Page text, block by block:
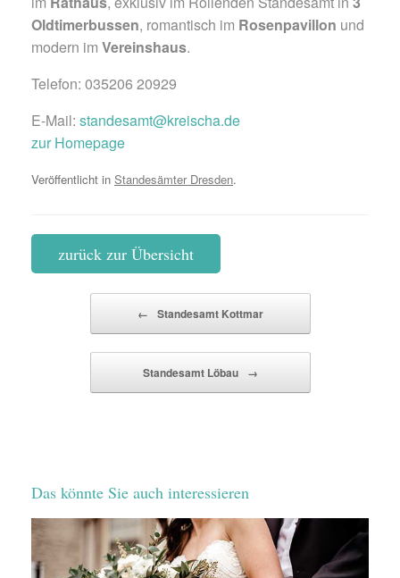
Oldtimerbussen, romantisch im Rosenpavillon und
modern im Vereinshaus.
Telefon: 035206 20929
E-Mail: standesamt@kreischa.de
zur Homepage
Veröffentlicht in Standesämter Dresden.
zurück zur Übersicht
← Standesamt Kottmar
Standesamt Löbau →
Das könnte Sie auch interessieren